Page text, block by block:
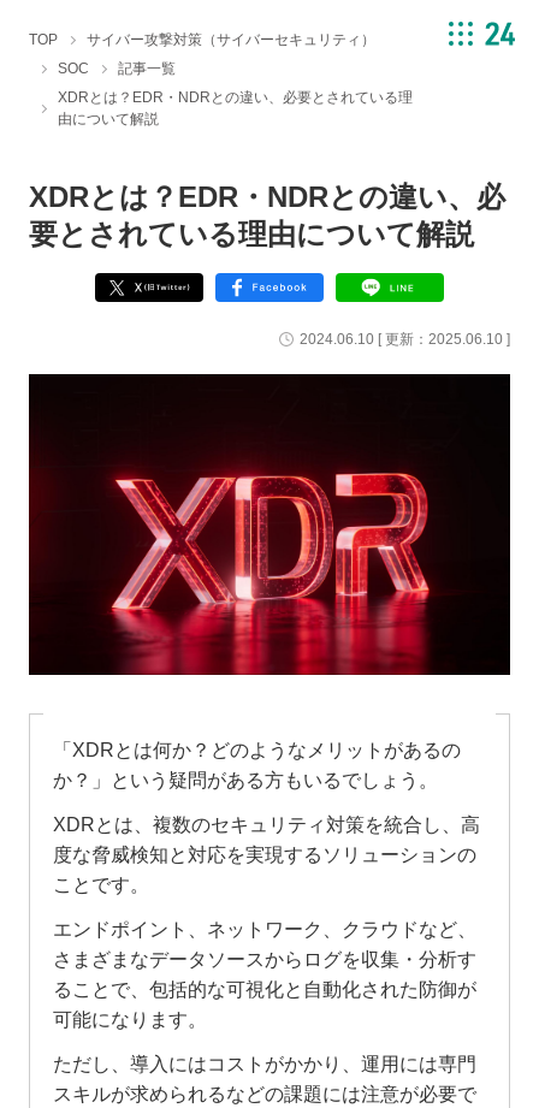
TOP
サイバー攻撃対策（サイバーセキュリティ）
SOC
記事一覧
XDRとは？EDR・NDRとの違い、必要とされている理
由について解説
XDRとは？EDR・NDRとの違い、必
要とされている理由について解説
2024.06.10 [ 更新： 2025.06.10 ]
「XDRとは何か？どのようなメリットがあるの
か？」という疑問がある方もいるでしょう。
XDRとは、複数のセキュリティ対策を統合し、高
度な脅威検知と対応を実現するソリューションの
ことです。
エンドポイント、ネットワーク、クラウドなど、
さまざまなデータソースからログを収集・分析す
ることで、包括的な可視化と自動化された防御が
可能になります。
ただし、導入にはコストがかかり、運用には専門
スキルが求められるなどの課題には注意が必要で